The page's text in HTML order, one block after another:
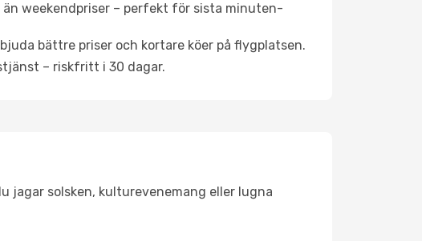
weekendpriser – perfekt för sista minuten-
bättre priser och kortare köer på flygplatsen.
– riskfritt i 30 dagar.
jagar solsken, kulturevenemang eller lugna